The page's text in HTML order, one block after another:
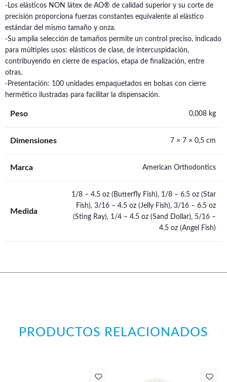
-Los elásticos NON látex de AO® de calidad superior y su corte de
precisión proporciona fuerzas constantes equivalente al elástico
estándar del mismo tamaño y onza.
-Su amplia selección de tamaños permite un control preciso, indicado
para múltiples usos: elásticos de clase, de intercuspidación,
contribuyendo en cierre de espacios, etapa de finalización, entre
otras.
-Presentación: 100 unidades empaquetados en bolsas con cierre
hermético ilustradas para facilitar la dispensación.
Peso 0,008 kg
Dimensiones 7 × 7 × 0,5 cm
Marca American Orthodontics
Medida
1/8 – 4.5 oz (Butterfly Fish), 1/8 – 6.5 oz (Star
Fish), 3/16 – 4.5 oz (Jelly Fish), 3/16 – 6.5 oz
(Sting Ray), 1/4 – 4.5 oz (Sand Dollar), 5/16 –
4.5 oz (Angel Fish)
PRODUCTOS RELACIONADOS